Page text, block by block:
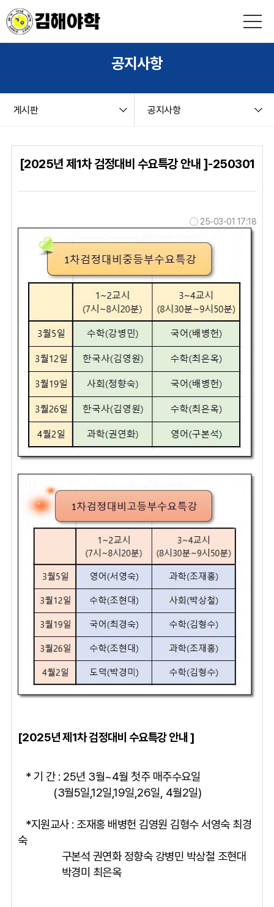
공지사항
게시판 공지사항
[2025년 제1차 검정대비 수요특강 안내 ]-250301
25-03-01 17:18
[2025년 제1차 검정대비 수요특강 안내 ]
* 기 간 : 25년 3월~4월 첫주 매주수요일
(3월5일,12일,19일,26일, 4월2일)
*지원교사 : 조재홍 배병헌 김영원 김형수 서영숙 최경
숙
구본석 권연화 정향숙 강병민 박상철 조현대
박경미 최은옥